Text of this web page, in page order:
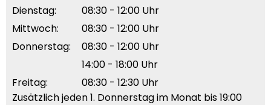
Dienstag:
08:30 - 12:00 Uhr
Mittwoch:
08:30 - 12:00 Uhr
Donnerstag:
08:30 - 12:00 Uhr
14:00 - 18:00 Uhr
Freitag:
08:30 - 12:30 Uhr
Zusätzlich jeden 1. Donnerstag im Monat bis 19:00